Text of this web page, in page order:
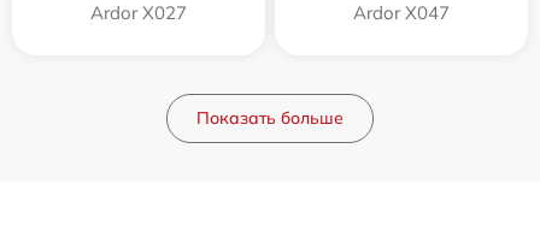
Ardor X027 Ardor X047
Показать больше